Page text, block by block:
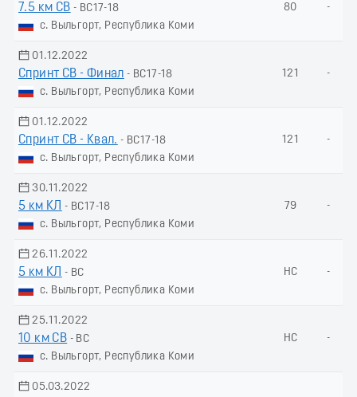
7.5 км СВ - ВС17-18
с. Выльгорт, Республика Коми
80 -
01.12.2022
Спринт СВ - Финал - ВС17-18
с. Выльгорт, Республика Коми
121 -
01.12.2022
Спринт СВ - Квал. - ВС17-18
с. Выльгорт, Республика Коми
121 -
30.11.2022
5 км КЛ
- ВС17-18
с. Выльгорт, Республика Коми
79 -
26.11.2022
5 км КЛ
- ВС
с. Выльгорт, Республика Коми
НС -
25.11.2022
10 км СВ - ВС
с. Выльгорт, Республика Коми
НС -
05.03.2022